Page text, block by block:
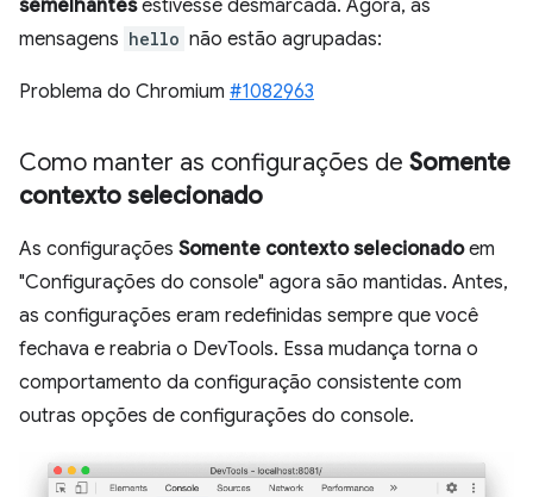
semelhantesestivesse desmarcada. Agora, as
mensagens hello não estão agrupadas:
Problema do Chromium #1082963
Como manter as configurações de Somente
contexto selecionado
As configurações Somente contexto selecionadoem
"Configurações do console" agora são mantidas. Antes,
as configurações eram redefinidas sempre que você
fechava e reabria o DevTools. Essa mudança torna o
comportamento da configuração consistente com
outras opções de configurações do console.